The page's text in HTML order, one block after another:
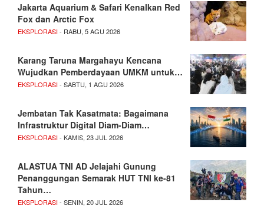
Jakarta Aquarium & Safari Kenalkan Red
Fox dan Arctic Fox
EKSPLORASI- RABU, 5 AGU 2026
Karang Taruna Margahayu Kencana
Wujudkan Pemberdayaan UMKM untuk…
EKSPLORASI- SABTU, 1 AGU 2026
Jembatan Tak Kasatmata: Bagaimana
Infrastruktur Digital Diam-Diam…
EKSPLORASI- KAMIS, 23 JUL 2026
ALASTUA TNI AD Jelajahi Gunung
Penanggungan Semarak HUT TNI ke-81
Tahun…
EKSPLORASI- SENIN, 20 JUL 2026